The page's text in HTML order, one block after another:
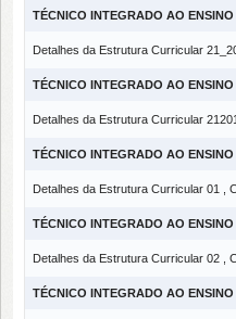
TÉCNICO INTEGRADO AO
Detalhes da Estrutura Curricular
TÉCNICO INTEGRADO AO
Detalhes da Estrutura Curricular
TÉCNICO INTEGRADO AO
Detalhes da Estrutura Curricular 01 ,
TÉCNICO INTEGRADO AO
Detalhes da Estrutura Curricular 02 ,
TÉCNICO INTEGRADO AO